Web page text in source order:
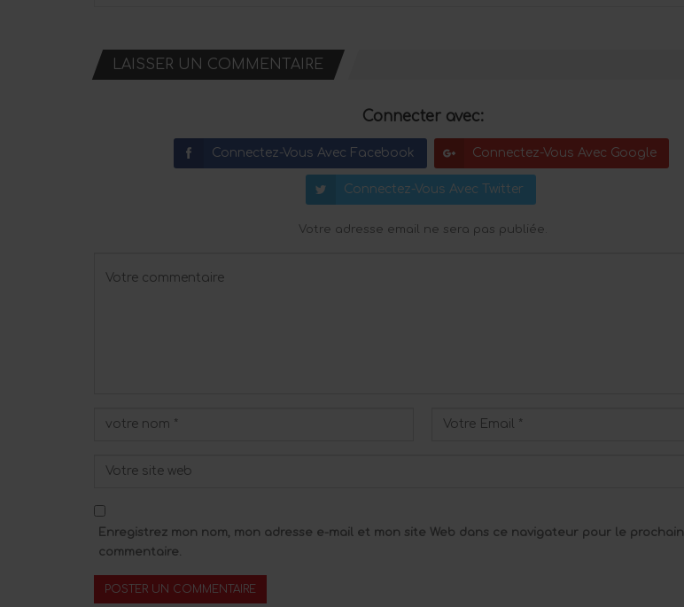
LAISSER UN COMMENTAIRE
Connecter avec:
Connectez-Vous Avec Facebook Connectez-Vous Avec Google
Connectez-Vous Avec Twitter
Votre adresse email ne sera pas publiée.
Enregistrez mon nom, mon adresse e-mail et mon site Web dans ce navigateur pour le prochain
commentaire.